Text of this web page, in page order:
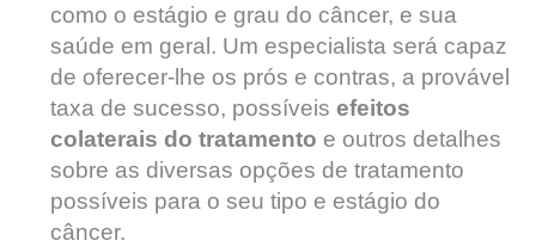
como o estágio e grau do câncer, e sua
saúde em geral. Um especialista será capaz
de oferecer-lhe os prós e contras, a provável
taxa de sucesso, possíveis efeitos
colaterais do tratamento e outros detalhes
sobre as diversas opções de tratamento
possíveis para o seu tipo e estágio do
câncer.